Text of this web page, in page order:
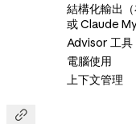
結構化輸出
或 Claude
Advisor 工具
電腦使用
上下文管理
